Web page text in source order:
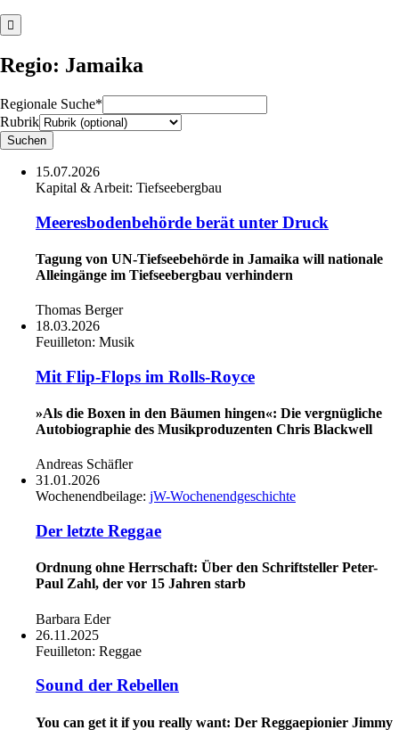
Regio: Jamaika
Regionale Suche*
Rubrik
15.07.2026
Kapital & Arbeit: Tiefseebergbau
Meeresbodenbehörde berät unter Druck
Tagung von UN-Tiefseebehörde in Jamaika will nationale
Alleingänge im Tiefseebergbau verhindern
Thomas Berger
18.03.2026
Feuilleton: Musik
Mit Flip-Flops im Rolls-Royce
»Als die Boxen in den Bäumen hingen«: Die vergnügliche
Autobiographie des Musikproduzenten Chris Blackwell
Andreas Schäfler
31.01.2026
Wochenendbeilage: jW-Wochenendgeschichte
Der letzte Reggae
Ordnung ohne Herrschaft: Über den Schriftsteller Peter-
Paul Zahl, der vor 15 Jahren starb
Barbara Eder
26.11.2025
Feuilleton: Reggae
Sound der Rebellen
You can get it if you really want: Der Reggaepionier Jimmy